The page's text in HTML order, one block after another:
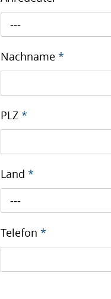
---
Nachname*
PLZ*
Land*
---
Telefon*